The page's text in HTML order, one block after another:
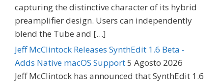
capturing the distinctive character of its hybrid
preamplifier design. Users can independently
blend the Tube and […]
Jeff McClintock Releases SynthEdit 1.6 Beta -
Adds Native macOS Support5 Agosto 2026
Jeff McClintock has announced that SynthEdit 1.6